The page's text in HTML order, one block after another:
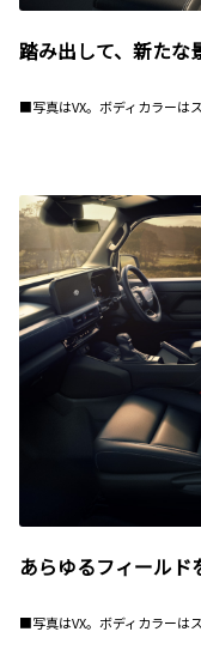
踏み出して、新たな
■写真はVX。ボディカラーは
あらゆるフィールド
■写真はVX。ボディカラーは